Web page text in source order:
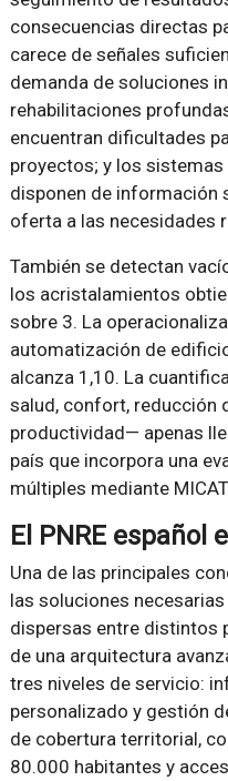
consecuencias directas
carece de señales
demanda de soluciones
rehabilitaciones
encuentran dificultades
proyectos; y los
disponen de información
oferta a las necesidades
También se detectan
los acristalamientos
sobre 3. La
automatización de
alcanza 1,10. La
salud, confort, reducción
productividad— apenas
país que incorpora una
múltiples mediante
El PNRE español
Una de las principales
las soluciones
dispersas entre distintos
de una arquitectura
tres niveles de servicio:
personalizado y gestión
de cobertura territorial,
80.000 habitantes y